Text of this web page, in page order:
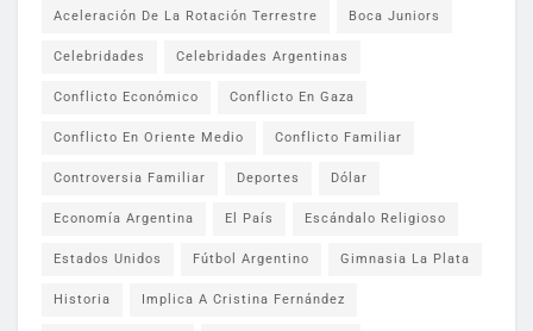
Aceleración De La Rotación Terrestre Boca Juniors
Celebridades Celebridades Argentinas
Conflicto Económico Conflicto En Gaza
Conflicto En Oriente Medio Conflicto Familiar
Controversia Familiar Deportes Dólar
Economía Argentina El País Escándalo Religioso
Estados Unidos Fútbol Argentino Gimnasia La Plata
Historia Implica A Cristina Fernández